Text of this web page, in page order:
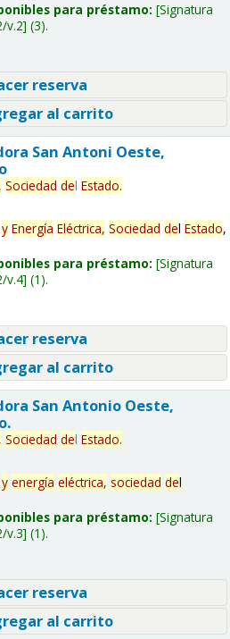
para préstamo: Signatura
v.2 (3).
reserva
al carrito
San Antoni Oeste,
Sociedad del Estado.
y Energía Eléctrica, Sociedad del Estado,
para préstamo: Signatura
v.4 (1).
reserva
al carrito
San Antonio Oeste,
Sociedad del Estado.
y energía eléctrica, sociedad del
para préstamo: Signatura
v.3 (1).
reserva
al carrito